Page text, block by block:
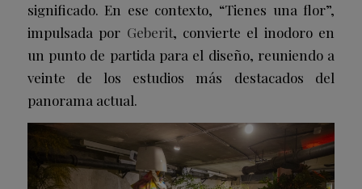
significado. En ese contexto, “Tienes una flor”,
impulsada por Geberit, convierte el inodoro en
un punto de partida para el diseño, reuniendo a
veinte de los estudios más destacados del
panorama actual.